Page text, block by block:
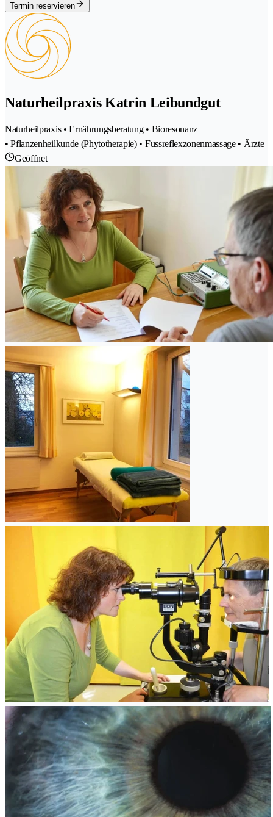
Termin reservieren
Naturheilpraxis Katrin Leibundgut
Naturheilpraxis • Ernährungsberatung • Bioresonanz
• Pflanzenheilkunde (Phytotherapie) • Fussreflexzonenmassage • Ärzte
Geöffnet